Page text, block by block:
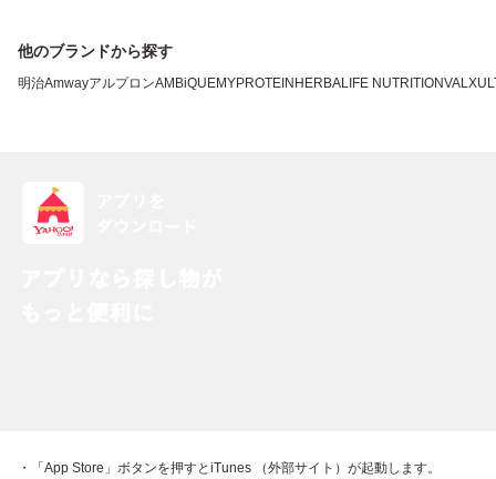
他のブランドから探す
明治AmwayアルプロンAMBiQUEMYPROTEIN HERBALIFE NUTRITIONVALX
・「App Store」ボタンを押すとiTunes （外部サイト）が起動します。